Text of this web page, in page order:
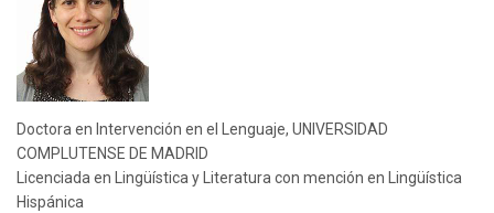
Doctora en Intervención en el Lenguaje, UNIVERSIDAD
COMPLUTENSE DE MADRID
Licenciada en Lingüística y Literatura con mención en Lingüística
Hispánica